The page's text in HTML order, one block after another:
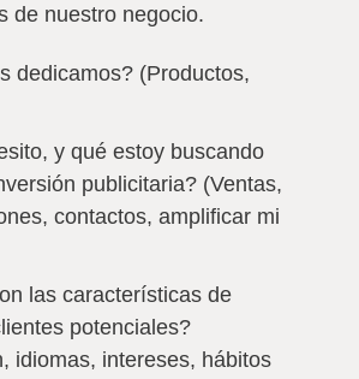
de nuestro negocio.
dedicamos? (Productos,
y qué estoy buscando
publicitaria? (Ventas,
contactos, amplificar mi
las características de
potenciales?
idiomas, intereses, hábitos